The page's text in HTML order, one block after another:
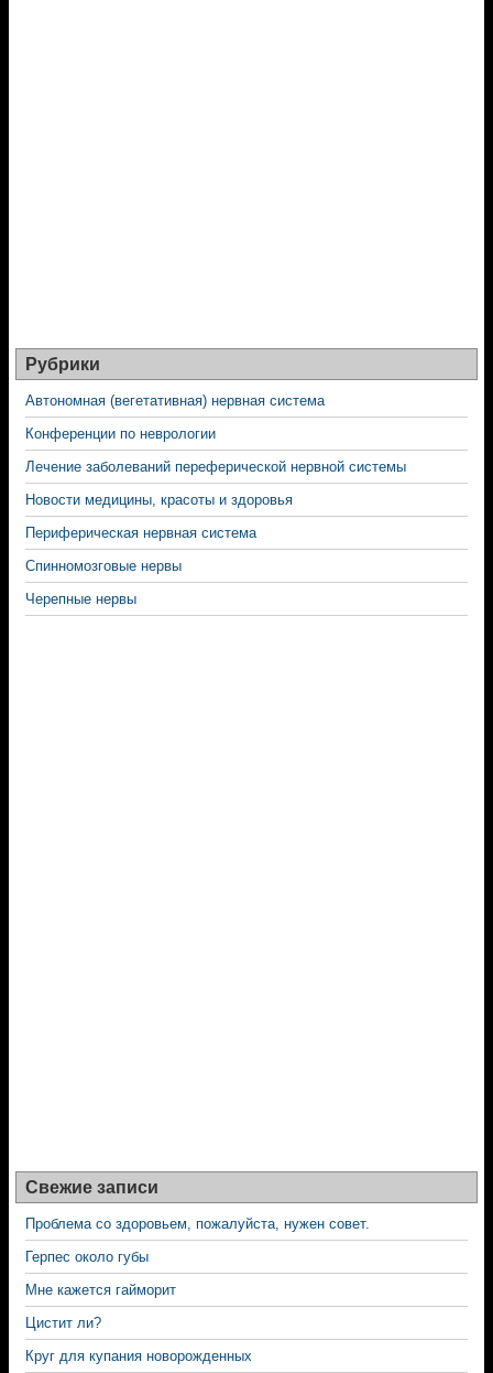
Рубрики
Автономная (вегетативная) нервная система
Конференции по неврологии
Лечение заболеваний переферической нервной системы
Новости медицины, красоты и здоровья
Периферическая нервная система
Спинномозговые нервы
Черепные нервы
Свежие записи
Проблема со здоровьем, пожалуйста, нужен совет.
Герпес около губы
Мне кажется гайморит
Цистит ли?
Круг для купания новорожденных